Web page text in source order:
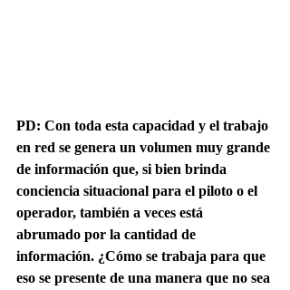
PD: Con toda esta capacidad y el trabajo
en red se genera un volumen muy grande
de información que, si bien brinda
conciencia situacional para el piloto o el
operador, también a veces está
abrumado por la cantidad de
información. ¿Cómo se trabaja para que
eso se presente de una manera que no sea